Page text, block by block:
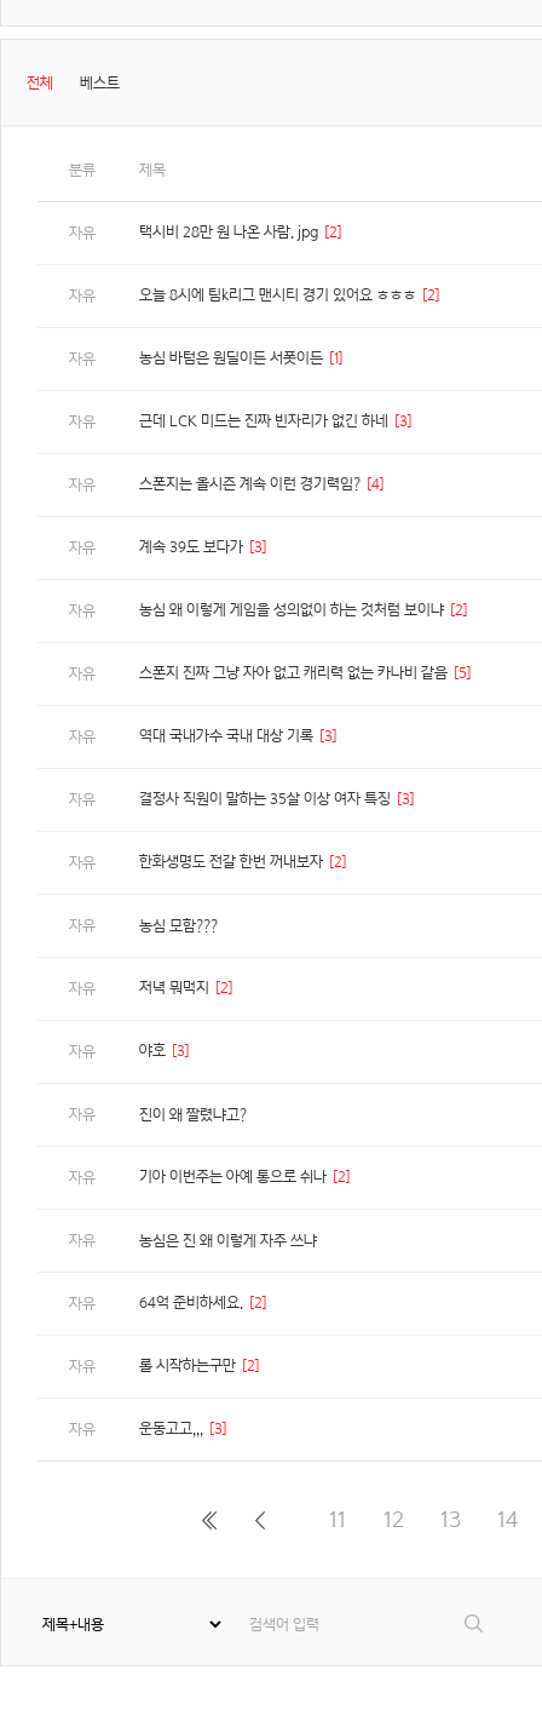
전체 베스트
분류 제목
자유 택시비 28만 원 나온 사람. jpg [2]
자유 오늘 8시에 팀k리그 맨시티 경기 있어요 ㅎㅎㅎ [2]
자유 농심 바텀은 원딜이든 서폿이든 [1]
자유 근데 LCK 미드는 진짜 빈자리가 없긴 하네 [3]
자유 스폰지는 올시즌 계속 이런 경기력임? [4]
자유 계속 39도 보다가 [3]
자유 농심 왜 이렇게 게임을 성의없이 하는 것처럼 보이냐 [2]
자유 스폰지 진짜 그냥 자아 없고 캐리력 없는 카나비 같음 [5]
자유 역대 국내가수 국내 대상 기록 [3]
자유 결정사 직원이 말하는 35살 이상 여자 특징 [3]
자유 한화생명도 전갈 한번 꺼내보자 [2]
자유 농심 모함???
자유 저녁 뭐먹지 [2]
자유 야호 [3]
자유 진이 왜 짤렸냐고?
자유 기아 이번주는 아예 통으로 쉬나 [2]
자유 농심은 진 왜 이렇게 자주 쓰냐
자유 64억 준비하세요. [2]
자유 롤 시작하는구만 [2]
자유 운동고고,,, [3]
11 12 13 14